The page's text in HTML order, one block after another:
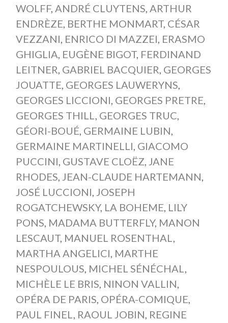
WOLFF, ANDRÉ CLUYTENS, ARTHUR
ENDRÈZE, BERTHE MONMART, CÉSAR
VEZZANI, ENRICO DI MAZZEI, ERASMO
GHIGLIA, EUGÈNE BIGOT, FERDINAND
LEITNER, GABRIEL BACQUIER, GEORGES
JOUATTE, GEORGES LAUWERYNS,
GEORGES LICCIONI, GEORGES PRETRE,
GEORGES THILL, GEORGES TRUC,
GÉORI-BOUÉ, GERMAINE LUBIN,
GERMAINE MARTINELLI, GIACOMO
PUCCINI, GUSTAVE CLOËZ, JANE
RHODES, JEAN-CLAUDE HARTEMANN,
JOSÉ LUCCIONI, JOSEPH
ROGATCHEWSKY, LA BOHEME, LILY
PONS, MADAMA BUTTERFLY, MANON
LESCAUT, MANUEL ROSENTHAL,
MARTHA ANGELICI, MARTHE
NESPOULOUS, MICHEL SÉNÉCHAL,
MICHÈLE LE BRIS, NINON VALLIN,
OPÉRA DE PARIS, OPÉRA-COMIQUE,
PAUL FINEL, RAOUL JOBIN, REGINE